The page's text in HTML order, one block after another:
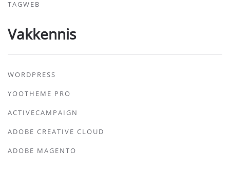
TAGWEB
Vakkennis
WORDPRESS
YOOTHEME PRO
ACTIVECAMPAIGN
ADOBE CREATIVE CLOUD
ADOBE MAGENTO